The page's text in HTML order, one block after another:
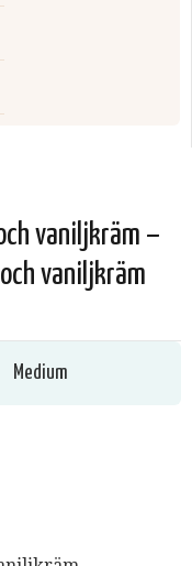
vaniljkräm –
vaniljkräm
Medium